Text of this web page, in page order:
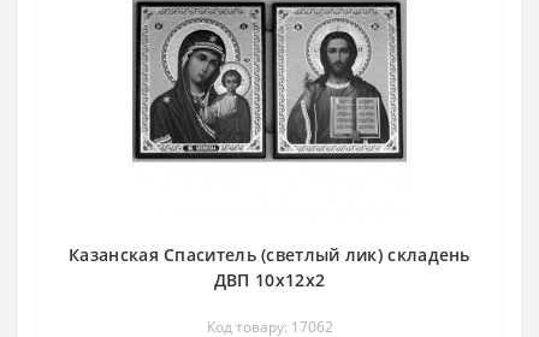
Казанская Спаситель (светлый лик) складень
ДВП 10х12х2
Код товару: 17062